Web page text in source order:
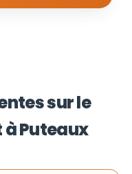
sur le
Puteaux